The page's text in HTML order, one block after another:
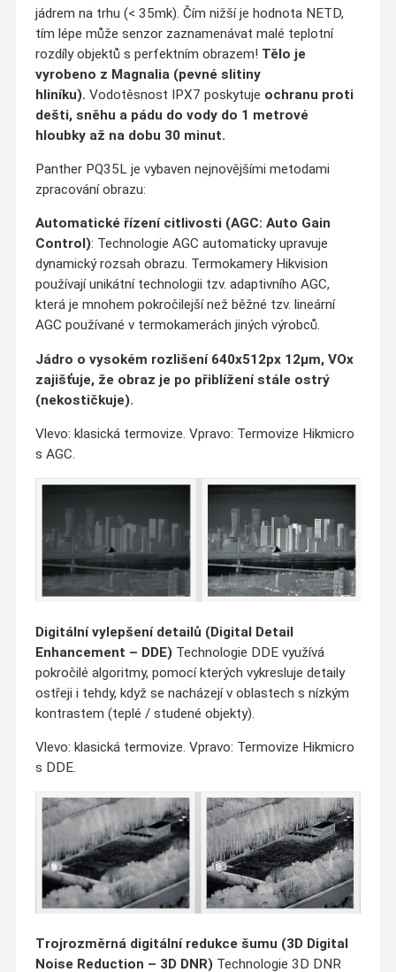
jádrem na trhu (< 35mk). Čím nižší je hodnota NETD,
tím lépe může senzor zaznamenávat malé teplotní
rozdíly objektů s perfektním obrazem! Tělo je
vyrobeno z Magnalia (pevné slitiny
hliníku). Vodotěsnost IPX7 poskytuje ochranu proti
dešti, sněhu a pádu do vody do 1 metrové
hloubky až na dobu 30 minut.
Panther PQ35L je vybaven nejnovějšími metodami
zpracování obrazu:
Automatické řízení citlivosti (AGC: Auto Gain
Control): Technologie AGC automaticky upravuje
dynamický rozsah obrazu. Termokamery Hikvision
používají unikátní technologii tzv. adaptivního AGC,
která je mnohem pokročilejší než běžné tzv. lineární
AGC používané v termokamerách jiných výrobců.
Jádro o vysokém rozlišení 640x512px 12µm, VOx
zajišťuje, že obraz je po přiblížení stále ostrý
(nekostičkuje).
Vlevo: klasická termovize. Vpravo: Termovize Hikmicro
s AGC.
Digitální vylepšení detailů (Digital Detail
Enhancement – DDE)Technologie DDE využívá
pokročilé algoritmy, pomocí kterých vykresluje detaily
ostřeji i tehdy, když se nacházejí v oblastech s nízkým
kontrastem (teplé / studené objekty).
Vlevo: klasická termovize. Vpravo: Termovize Hikmicro
s DDE.
Trojrozměrná digitální redukce šumu (3D Digital
Noise Reduction – 3D DNR)Technologie 3D DNR